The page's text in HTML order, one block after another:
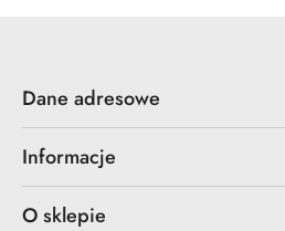
Dane adresowe
Informacje
O sklepie